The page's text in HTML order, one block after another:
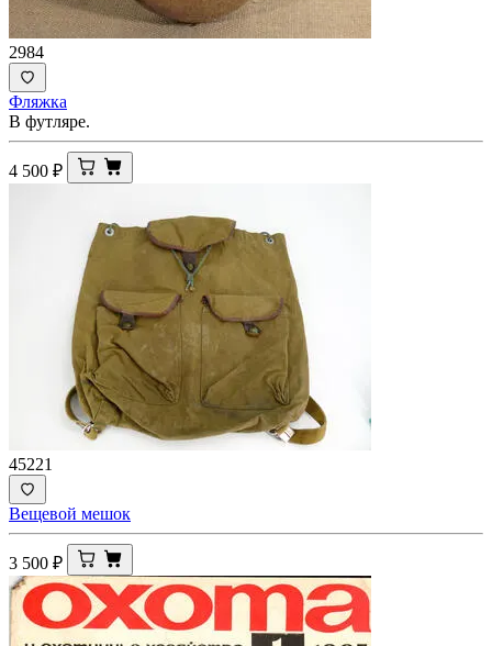
2984
Фляжка
В футляре.
4 500 ₽
45221
Вещевой мешок
3 500 ₽